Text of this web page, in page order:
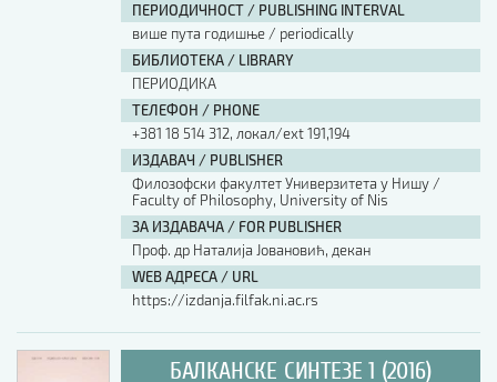
АУТОР / AUTHOR
ПЕРИОДИЧНОСТ / PUBLISHING INTERVAL
више пута годишње / periodically
БИБЛИОТЕКА / LIBRARY
ПЕРИОДИКА
ТЕЛЕФОН / PHONE
+381 18 514 312, локал/ext 191,194
ИЗДАВАЧ / PUBLISHER
Филозофски факултет Универзитета у Нишу /
Faculty of Philosophy, University of Nis
ЗА ИЗДАВАЧА / FOR PUBLISHER
Проф. др Наталија Јовановић, декан
WEB АДРЕСА / URL
https://izdanja.filfak.ni.ac.rs
БАЛКАНСКЕ СИНТЕЗЕ 1 (2016)